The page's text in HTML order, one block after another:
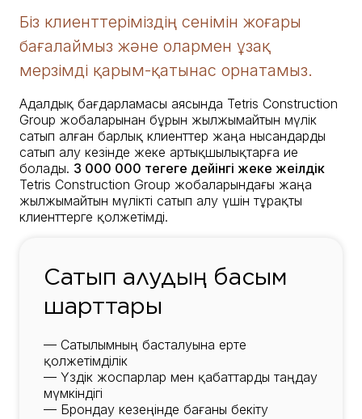
Біз клиенттеріміздің сенімін жоғары
бағалаймыз және олармен ұзақ
мерзімді қарым-қатынас орнатамыз.
Адалдық бағдарламасы аясында Tetris Construction
Group жобаларынан бұрын жылжымайтын мүлік
сатып алған барлық клиенттер жаңа нысандарды
сатып алу кезінде жеке артықшылықтарға ие
болады. 3 000 000 теңгеге дейінгі жеке жеңілдік
Tetris Construction Group жобаларындағы жаңа
жылжымайтын мүлікті сатып алу үшін тұрақты
клиенттерге қолжетімді.
Сатып алудың басым
шарттары
— Сатылымның басталуына ерте
қолжетімділік
— Үздік жоспарлар мен қабаттарды таңдау
мүмкіндігі
— Брондау кезеңінде бағаны бекіту